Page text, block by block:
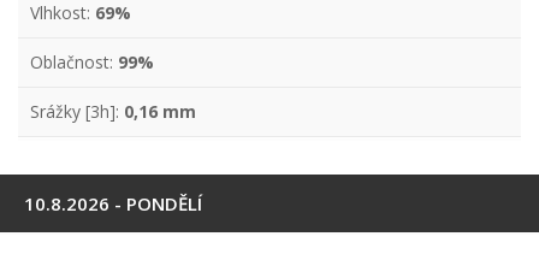
Vlhkost: 69%
Oblačnost: 99%
Srážky [3h]: 0,16 mm
10.8.2026 - PONDĚLÍ